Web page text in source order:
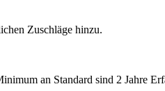
Zuschläge hinzu.
an Standard sind 2 Jahre